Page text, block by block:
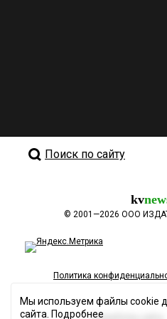
Поиск по сайту
kv
© 2001—2026 ООО
Политика
Мы используем файлы cookie
сайта. Подробнее